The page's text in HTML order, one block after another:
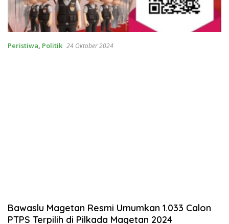
Peristiwa, Politik 24 Oktober 2024
Bawaslu Magetan Resmi Umumkan 1.033 Calon
PTPS Terpilih di Pilkada Magetan 2024